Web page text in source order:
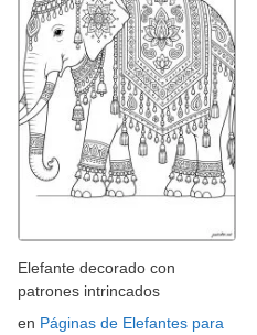
Elefante decorado con
patrones intrincados
en Páginas de Elefantes para